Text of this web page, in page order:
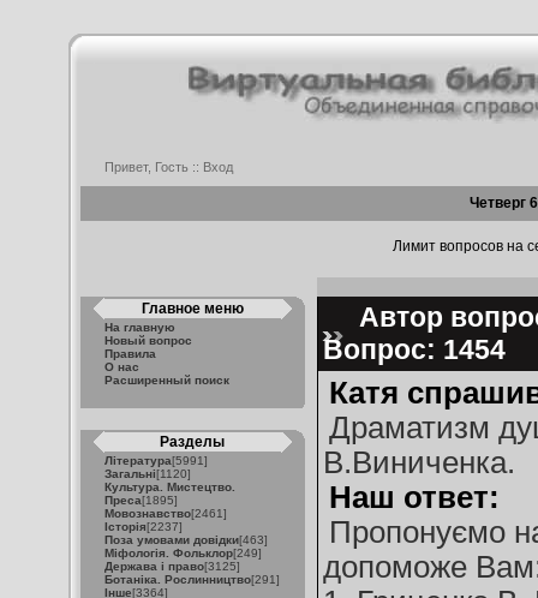
Привет, Гость :: Вход
Четверг
Лимит вопросов на
Главное меню
На главную
Новый вопрос
Правила
О нас
Расширенный поиск
Разделы
Література[5991]
Загальні[1120]
Культура. Мистецтво.
Преса[1895]
Мовознавство[2461]
Історія[2237]
Поза умовами довідки[463]
Міфологія. Фольклор[249]
Держава і право[3125]
Ботаніка. Рослинництво[291]
Інше[3364]
Автор
Вопрос: 1454
Катя
Драматизм
В.Виниченка.
Наш ответ:
Пропонуємо
допоможе